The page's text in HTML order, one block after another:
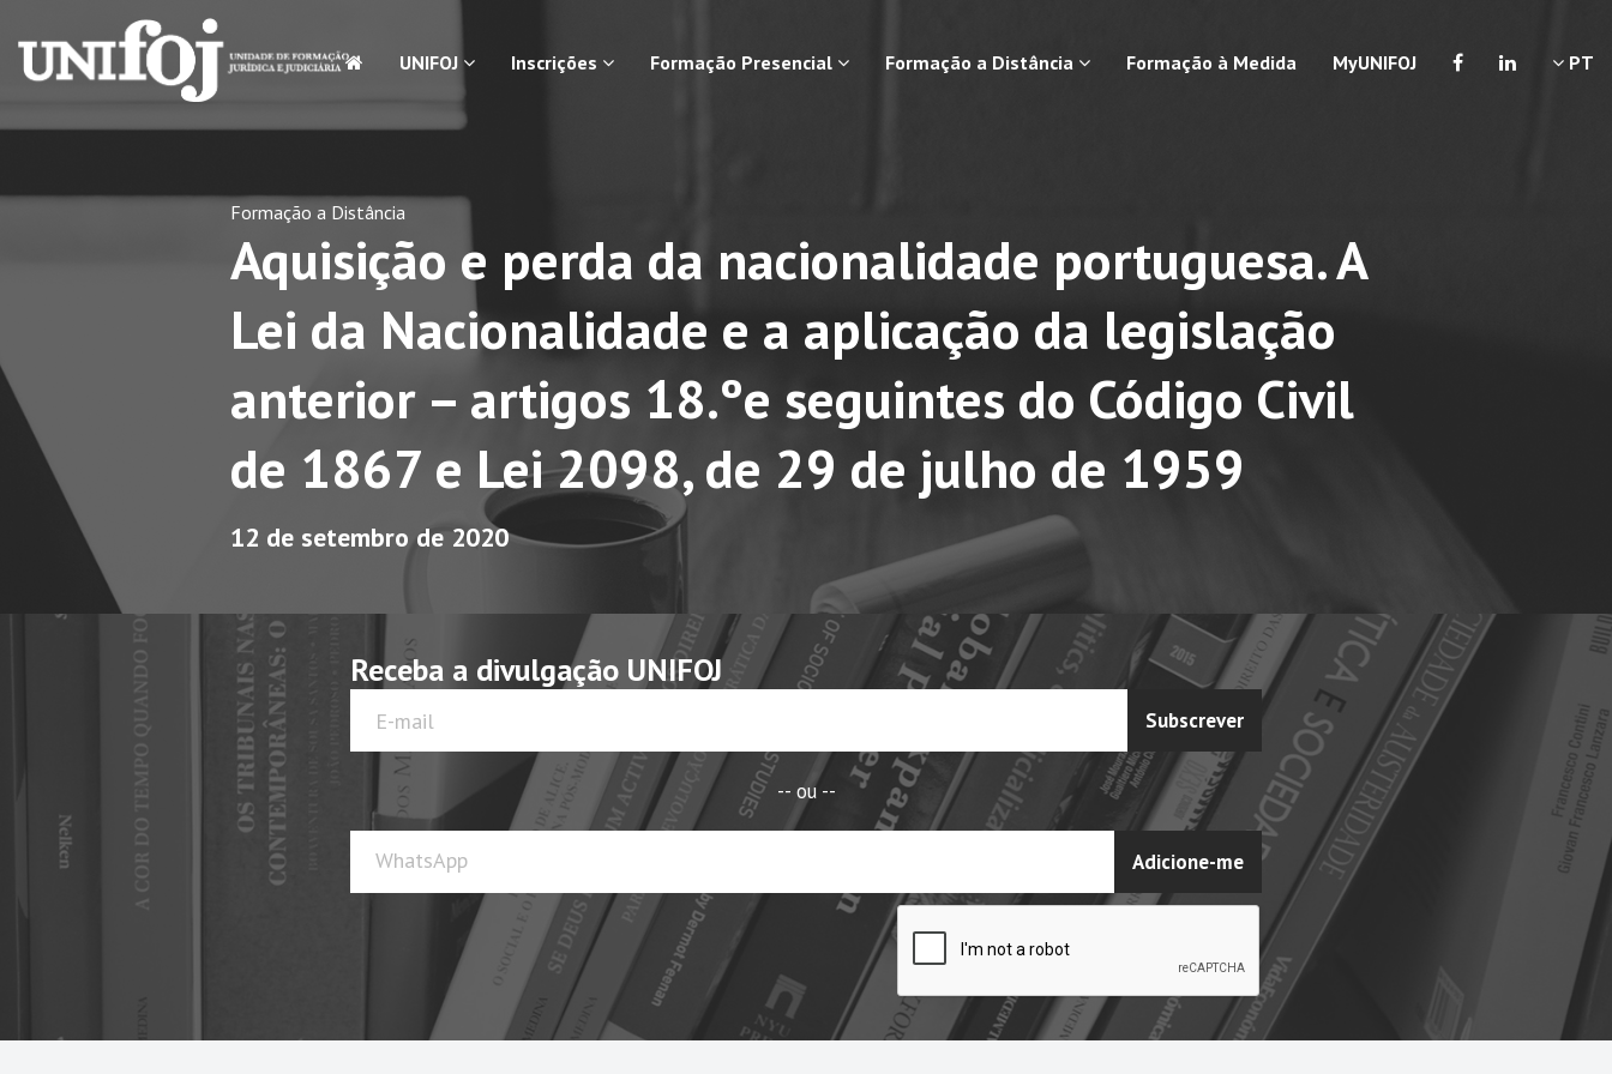
UNIFOJ Inscrições Formação Presencial Formação a Distância Formação à Medida MyUNIFOJ PT
Formação a Distância
Aquisição e perda da nacionalidade portuguesa. A
Lei da Nacionalidade e a aplicação da legislação
anterior – artigos 18.ºe seguintes do Código Civil
de 1867 e Lei 2098, de 29 de julho de 1959
12 de setembro de 2020
Receba a divulgação UNIFOJ
Subscrever
-- ou --
WhatsApp Adicione-me